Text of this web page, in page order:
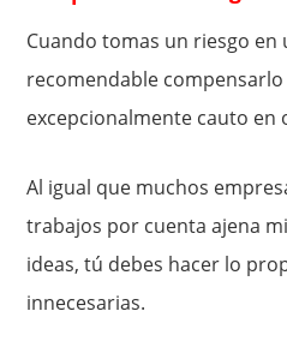
Cuando tomas un riesgo en
recomendable
excepcionalmente cauto
Al igual que muchos
trabajos por cuenta ajena
ideas, tú debes hacer lo
innecesarias.